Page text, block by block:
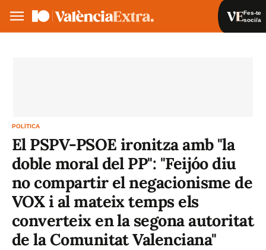
Fes-te
soci/a
POLÍTICA
El PSPV-PSOE ironitza amb "la
doble moral del PP": "Feijóo diu
no compartir el negacionisme de
VOX i al mateix temps els
converteix en la segona autoritat
de la Comunitat Valenciana"